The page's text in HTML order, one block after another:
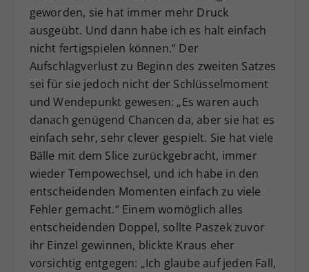
geworden, sie hat immer mehr Druck
ausgeübt. Und dann habe ich es halt einfach
nicht fertigspielen können.“ Der
Aufschlagverlust zu Beginn des zweiten Satzes
sei für sie jedoch nicht der Schlüsselmoment
und Wendepunkt gewesen: „Es waren auch
danach genügend Chancen da, aber sie hat es
einfach sehr, sehr clever gespielt. Sie hat viele
Bälle mit dem Slice zurückgebracht, immer
wieder Tempowechsel, und ich habe in den
entscheidenden Momenten einfach zu viele
Fehler gemacht.“ Einem womöglich alles
entscheidenden Doppel, sollte Paszek zuvor
ihr Einzel gewinnen, blickte Kraus eher
vorsichtig entgegen: „Ich glaube auf jeden Fall,